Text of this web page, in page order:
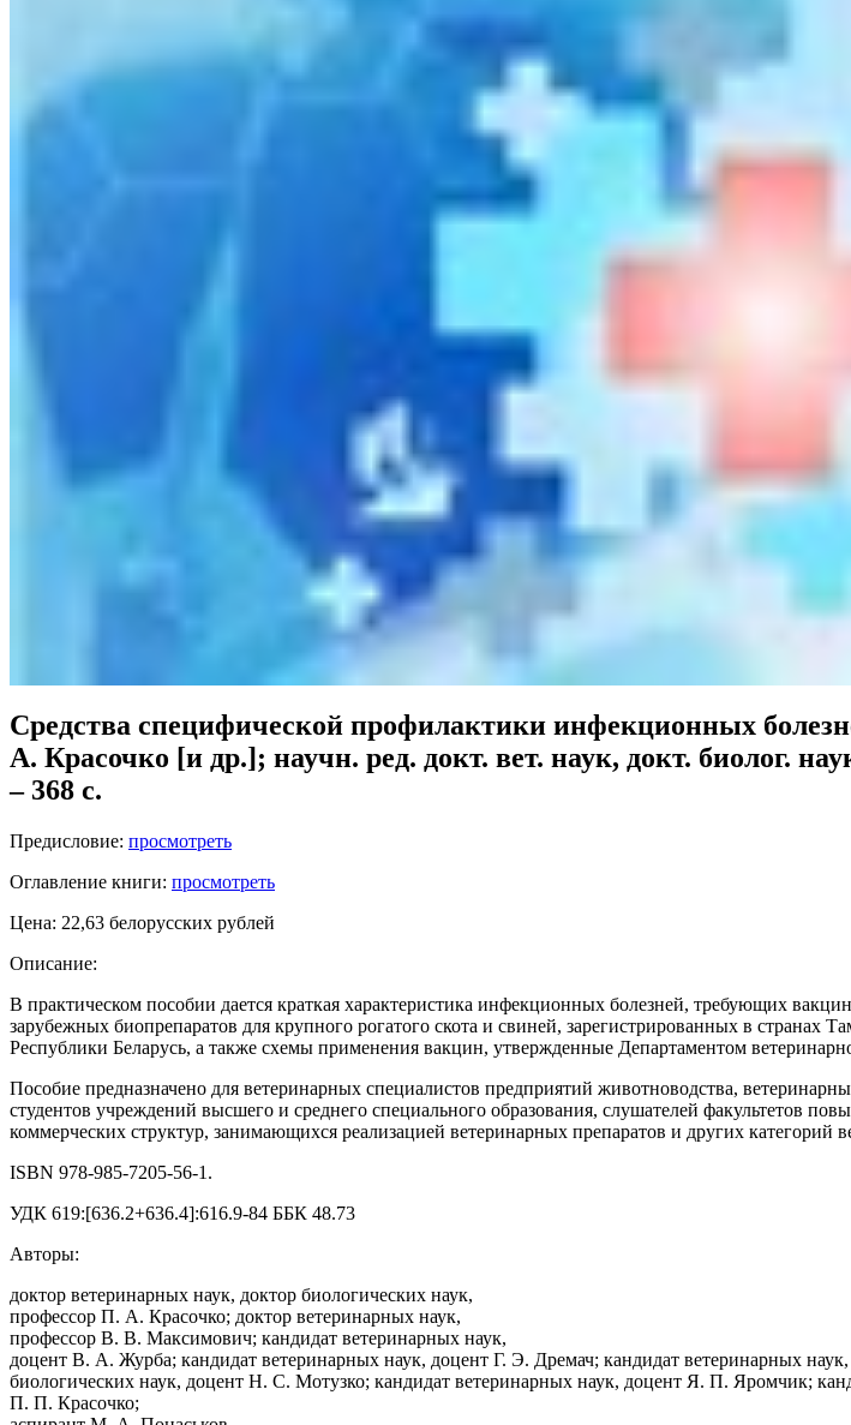
Средства специфической профилактики инфекционных
А. Красочко [и др.]; научн. ред. докт. вет. наук, докт.
– 368 с.
Предисловие: просмотреть
Оглавление книги: просмотреть
Цена: 22,63 белорусских рублей
Описание:
В практическом пособии дается краткая характеристика инфекционных болезней, требующих
зарубежных биопрепаратов для крупного рогатого скота и свиней, зарегистрированных в странах
Республики Беларусь, а также схемы применения вакцин, утвержденные Департаментом
Пособие предназначено для ветеринарных специалистов предприятий животноводства,
студентов учреждений высшего и среднего специального образования, слушателей факультетов
коммерческих структур, занимающихся реализацией ветеринарных препаратов и других категорий
ISBN 978-985-7205-56-1.
УДК 619:[636.2+636.4]:616.9-84 ББК 48.73
Авторы:
доктор ветеринарных наук, доктор биологических наук,
профессор П. А. Красочко; доктор ветеринарных наук,
профессор В. В. Максимович; кандидат ветеринарных наук,
доцент В. А. Журба; кандидат ветеринарных наук, доцент Г. Э. Дремач; кандидат ветеринарных
биологических наук, доцент Н. С. Мотузко; кандидат ветеринарных наук, доцент Я. П. Яромчик;
П. П. Красочко;